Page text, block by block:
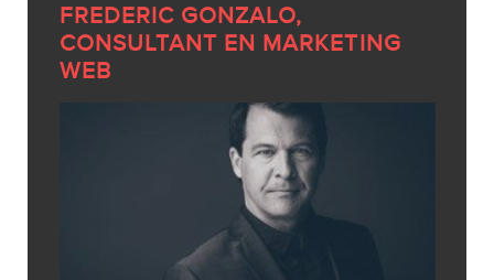
FREDERIC GONZALO,
CONSULTANT EN MARKETING
WEB